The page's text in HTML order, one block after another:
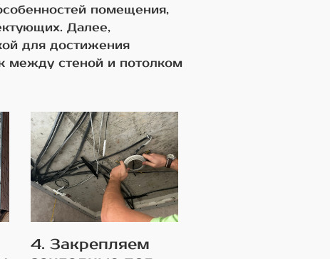
помещения,
Далее,
для достижения
между стеной и потолком
4. Закрепляем